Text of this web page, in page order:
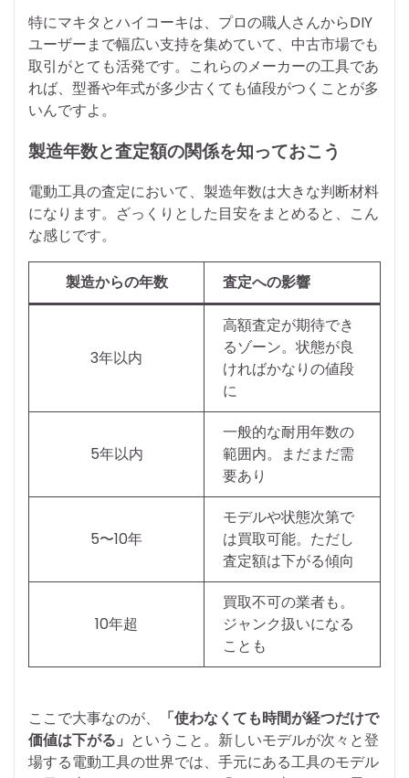
特にマキタとハイコーキは、プロの職人さんからDIY
ユーザーまで幅広い支持を集めていて、中古市場でも
取引がとても活発です。これらのメーカーの工具であ
れば、型番や年式が多少古くても値段がつくことが多
いんですよ。
製造年数と査定額の関係を知っておこう
電動工具の査定において、製造年数は大きな判断材料
になります。ざっくりとした目安をまとめると、こん
な感じです。
製造からの年数 査定への影響
3年以内
高額査定が期待でき
るゾーン。状態が良
ければかなりの値段
に
5年以内
一般的な耐用年数の
範囲内。まだまだ需
要あり
5〜10年
モデルや状態次第で
は買取可能。ただし
査定額は下がる傾向
10年超
買取不可の業者も。
ジャンク扱いになる
ことも
ここで大事なのが、
「使わなくても時間が経つだけで
価値は下がる」 ということ。新しいモデルが次々と登
場する電動工具の世界では、手元にある工具のモデル